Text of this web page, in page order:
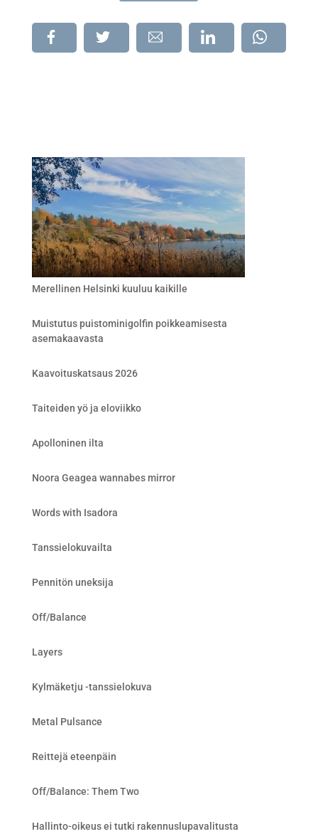
Merellinen Helsinki kuuluu kaikille
Muistutus puistominigolfin poikkeamisesta
asemakaavasta
Kaavoituskatsaus 2026
Taiteiden yö ja eloviikko
Apolloninen ilta
Noora Geagea wannabes mirror
Words with Isadora
Tanssielokuvailta
Pennitön uneksija
Off/Balance
Layers
Kylmäketju -tanssielokuva
Metal Pulsance
Reittejä eteenpäin
Off/Balance: Them Two
Hallinto-oikeus ei tutki rakennuslupavalitusta